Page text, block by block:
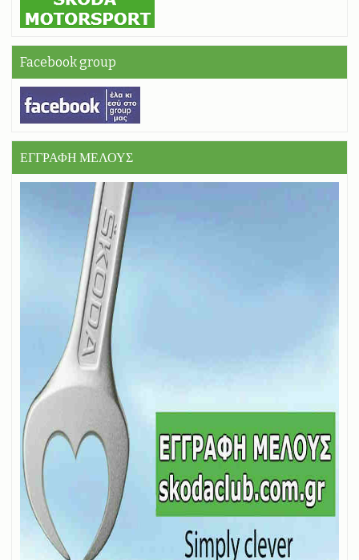
Facebook group
ΕΓΓΡΑΦΗ ΜΕΛΟΥΣ